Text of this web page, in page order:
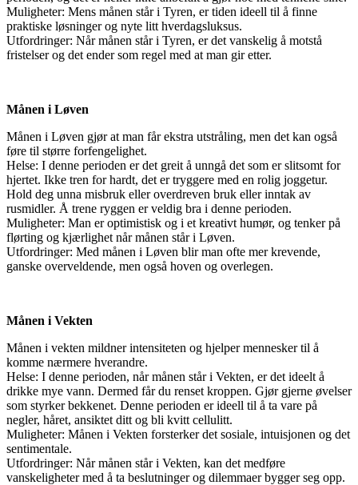
Muligheter: Mens månen står i Tyren, er tiden ideell til å finne
praktiske løsninger og nyte litt hverdagsluksus.
Utfordringer: Når månen står i Tyren, er det vanskelig å motstå
fristelser og det ender som regel med at man gir etter.
Månen i Løven
Månen i Løven gjør at man får ekstra utstråling, men det kan også
føre til større forfengelighet.
Helse: I denne perioden er det greit å unngå det som er slitsomt for
hjertet. Ikke tren for hardt, det er tryggere med en rolig joggetur.
Hold deg unna misbruk eller overdreven bruk eller inntak av
rusmidler. Å trene ryggen er veldig bra i denne perioden.
Muligheter: Man er optimistisk og i et kreativt humør, og tenker på
flørting og kjærlighet når månen står i Løven.
Utfordringer: Med månen i Løven blir man ofte mer krevende,
ganske overveldende, men også hoven og overlegen.
Månen i Vekten
Månen i vekten mildner intensiteten og hjelper mennesker til å
komme nærmere hverandre.
Helse: I denne perioden, når månen står i Vekten, er det ideelt å
drikke mye vann. Dermed får du renset kroppen. Gjør gjerne øvelser
som styrker bekkenet. Denne perioden er ideell til å ta vare på
negler, håret, ansiktet ditt og bli kvitt cellulitt.
Muligheter: Månen i Vekten forsterker det sosiale, intuisjonen og det
sentimentale.
Utfordringer: Når månen står i Vekten, kan det medføre
vanskeligheter med å ta beslutninger og dilemmaer bygger seg opp.